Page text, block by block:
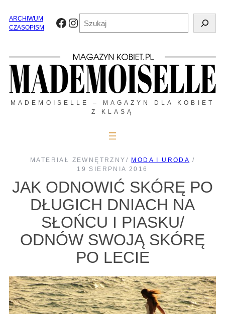
treściARCHIWUM
CZASOPISM
Facebook
Instagram
MADEMOISELLE – MAGAZYN DLA KOBIET
Z KLASĄ
MATERIAŁ ZEWNĘTRZNY / MODA I URODA /
19 SIERPNIA 2016
JAK ODNOWIĆ SKÓRĘ PO
DŁUGICH DNIACH NA
SŁOŃCU I PIASKU/
ODNÓW SWOJĄ SKÓRĘ
PO LECIE